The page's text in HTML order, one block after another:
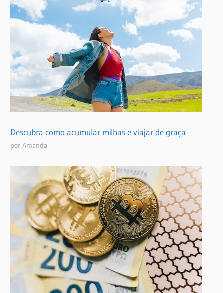
Descubra como acumular milhas e viajar de graça
por Amanda